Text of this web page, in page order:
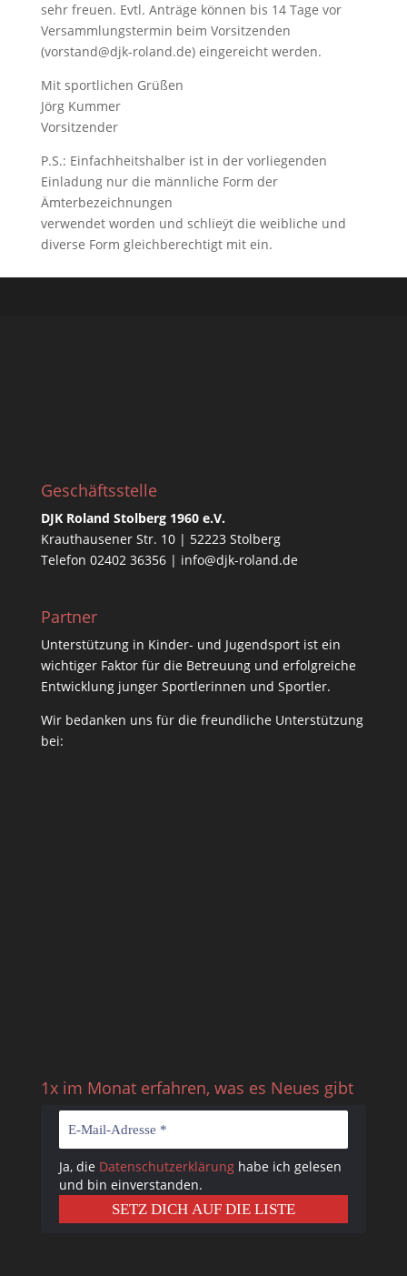
sehr freuen. Evtl. Anträge können bis 14 Tage vor
Versammlungstermin beim Vorsitzenden
(vorstand@djk-roland.de) eingereicht werden.
Mit sportlichen Grüßen
Jörg Kummer
Vorsitzender
P.S.: Einfachheitshalber ist in der vorliegenden
Einladung nur die männliche Form der
Ämterbezeichnungen
verwendet worden und schlieÿt die weibliche und
diverse Form gleichberechtigt mit ein.
Geschäftsstelle
DJK Roland Stolberg 1960 e.V.
Krauthausener Str. 10 | 52223 Stolberg
Telefon 02402 36356 | info@djk-roland.de
Partner
Unterstützung in Kinder- und Jugendsport ist ein
wichtiger Faktor für die Betreuung und erfolgreiche
Entwicklung junger Sportlerinnen und Sportler.
Wir bedanken uns für die freundliche Unterstützung
bei:
1x im Monat erfahren, was es Neues gibt
Ja, die Datenschutzerklärunghabe ich gelesen
und bin einverstanden.